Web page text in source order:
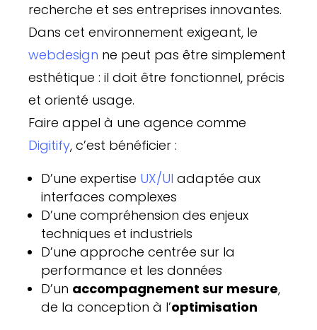
recherche et ses entreprises innovantes.
Dans cet environnement exigeant, le
webdesign ne peut pas être simplement
esthétique : il doit être fonctionnel, précis
et orienté usage.
Faire appel à une agence comme
Digitify, c’est bénéficier :
D’une expertise UX/UI adaptée aux
interfaces complexes
D’une compréhension des enjeux
techniques et industriels
D’une approche centrée sur la
performance et les données
D’un accompagnement sur mesure,
de la conception à l’optimisation